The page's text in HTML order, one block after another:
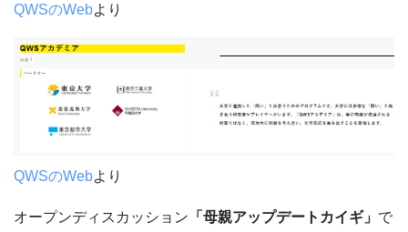
QWSのWebより
QWSのWebより
オープンディスカッション 「母親アップデートカイギ」 で